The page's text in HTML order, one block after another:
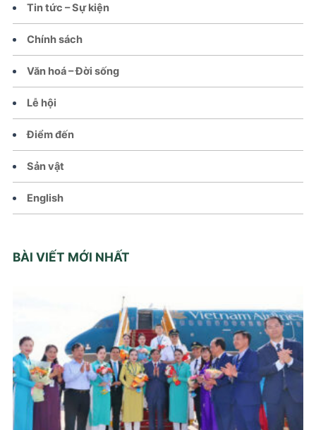
Tin tức – Sự kiện
Chính sách
Văn hoá – Đời sống
Lễ hội
Điểm đến
Sản vật
English
BÀI VIẾT MỚI NHẤT